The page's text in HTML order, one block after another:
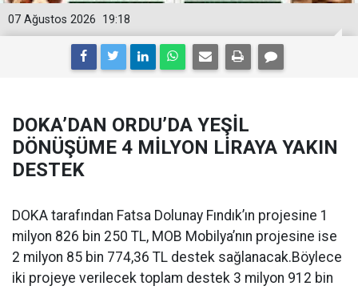
19:18
07 Ağustos 2026
DOKA’DAN ORDU’DA YEŞİL
DÖNÜŞÜME 4 MİLYON LİRAYA YAKIN
DESTEK
DOKA tarafından Fatsa Dolunay Fındık’ın projesine 1
milyon 826 bin 250 TL, MOB Mobilya’nın projesine ise
2 milyon 85 bin 774,36 TL destek sağlanacak.Böylece
iki projeye verilecek toplam destek 3 milyon 912 bin